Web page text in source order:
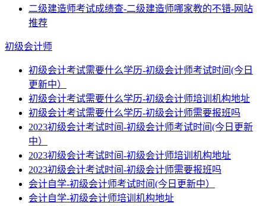
二级建造师考试成绩查-二级建造师哪家教的不错-网站
推荐
初级会计师
初级会计考试需要什么学历-初级会计师考试时间(今日
更新中）
初级会计考试需要什么学历-初级会计师培训机构地址
初级会计考试需要什么学历-初级会计师需要报班吗
2023初级会计考试时间-初级会计师考试时间(今日更新
中）
2023初级会计考试时间-初级会计师培训机构地址
2023初级会计考试时间-初级会计师需要报班吗
会计自学-初级会计师考试时间(今日更新中）
会计自学-初级会计师培训机构地址